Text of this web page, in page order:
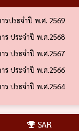
รประจำปี พ.ศ. 2569
ร ประจำปี พ.ศ.2568
ร ประจำปี พ.ศ.2567
ร ประจำปี พ.ศ.2566
ร ประจำปี พ.ศ.2564
SAR